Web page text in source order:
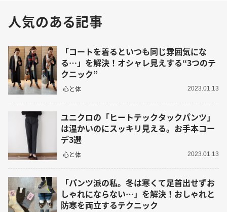
人気のある記事
「コートを着るといつも同じ雰囲気にな
る…」を解決！オシャレ見えする“3つのテ
クニック”
心と体 2023.01.13
ユニクロの「ヒートテックタックパンツ」
は温かいのにスッキリ見える。お手本コー
デ3選
心と体 2023.01.13
「パンツ派の私。冬は寒くて足首出せずお
しゃれにならない…」を解決！おしゃれと
防寒を両立するテクニック